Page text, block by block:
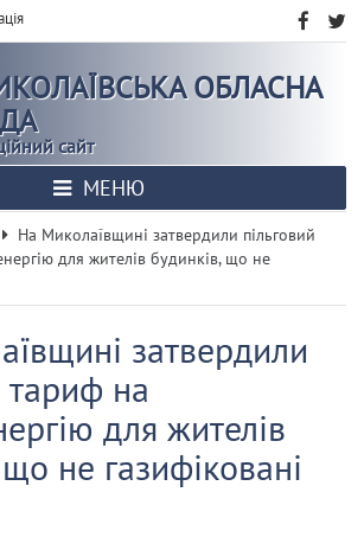
ОБЛАСНА
сайт
МЕНЮ
На Миколаївщині затвердили пільговий
для жителів будинків, що не
затвердили
тариф на
для жителів
не газифіковані